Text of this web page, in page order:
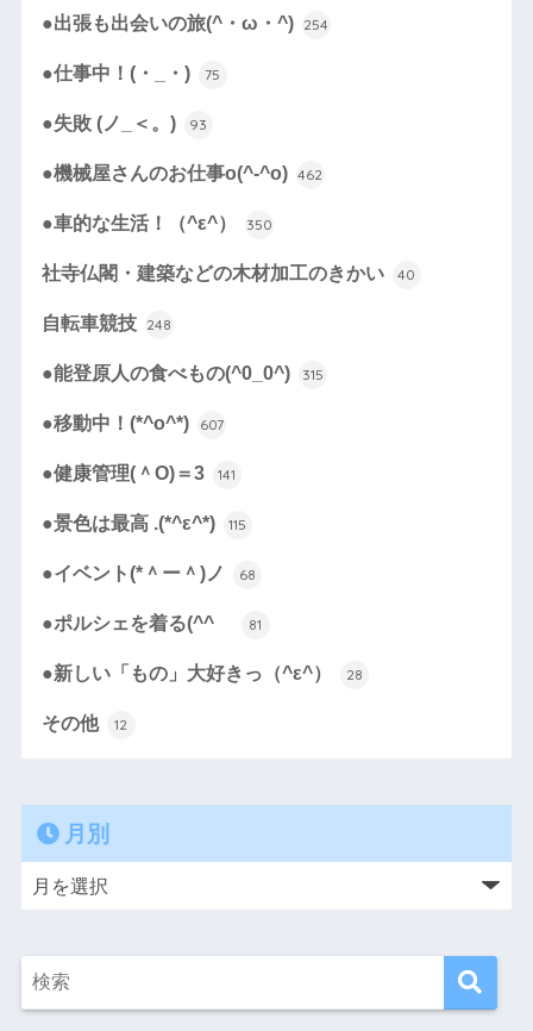
●出張も出会いの旅(^・ω・^) 254
●仕事中！(・_・) 75
●失敗 (ノ_＜。) 93
●機械屋さんのお仕事o(^-^o) 462
●車的な生活！（^ε^） 350
社寺仏閣・建築などの木材加工のきかい 40
自転車競技 248
●能登原人の食べもの(^0_0^) 315
●移動中！(*^o^*) 607
●健康管理(＾O)＝3 141
●景色は最高 .(*^ε^*) 115
●イベント(*＾ー＾)ノ 68
●ポルシェを着る(^^ゞ 81
●新しい「もの」大好きっ（^ε^） 28
その他 12
月別